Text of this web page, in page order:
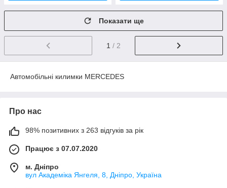
Показати ще
1 / 2
Автомобільні килимки MERCEDES
Про нас
98% позитивних з 263 відгуків за рік
Працює з 07.07.2020
м. Дніпро
вул Академіка Янгеля, 8, Дніпро, Україна